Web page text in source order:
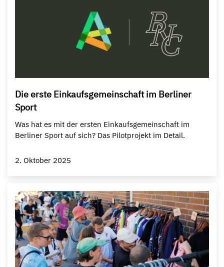
Die erste Einkaufsgemeinschaft im Berliner
Sport
Was hat es mit der ersten Einkaufsgemeinschaft im
Berliner Sport auf sich? Das Pilotprojekt im Detail.
2. Oktober 2025